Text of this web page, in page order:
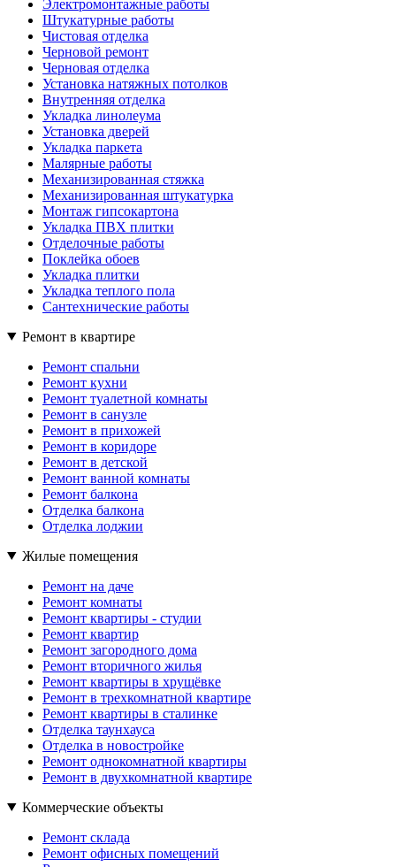
Электромонтажные работы
Штукатурные работы
Чистовая отделка
Черновой ремонт
Черновая отделка
Установка натяжных потолков
Внутренняя отделка
Укладка линолеума
Установка дверей
Укладка паркета
Малярные работы
Механизированная стяжка
Механизированная штукатурка
Монтаж гипсокартона
Укладка ПВХ плитки
Отделочные работы
Поклейка обоев
Укладка плитки
Укладка теплого пола
Сантехнические работы
Ремонт в квартире
Ремонт спальни
Ремонт кухни
Ремонт туалетной комнаты
Ремонт в санузле
Ремонт в прихожей
Ремонт в коридоре
Ремонт в детской
Ремонт ванной комнаты
Ремонт балкона
Отделка балкона
Отделка лоджии
Жилые помещения
Ремонт на даче
Ремонт комнаты
Ремонт квартиры - студии
Ремонт квартир
Ремонт загородного дома
Ремонт вторичного жилья
Ремонт квартиры в хрущёвке
Ремонт в трехкомнатной квартире
Ремонт квартиры в сталинке
Отделка таунхауса
Отделка в новостройке
Ремонт однокомнатной квартиры
Ремонт в двухкомнатной квартире
Коммерческие объекты
Ремонт склада
Ремонт офисных помещений